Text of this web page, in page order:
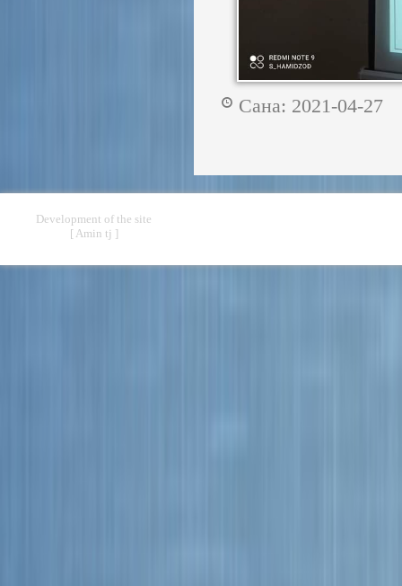
Сана: 2021-04-
Development of the site
[ Amin tj ]